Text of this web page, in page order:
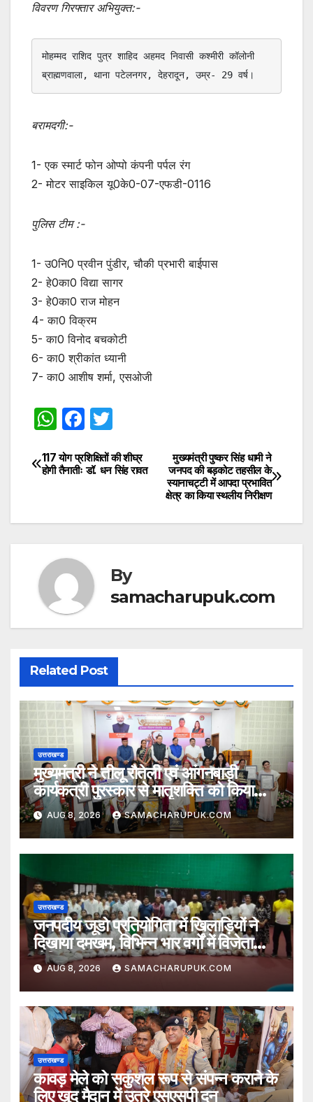
विवरण गिरफ्तार अभियुक्त:-
मोहम्मद राशिद पुत्र शाहिद अहमद निवासी कश्मीरी कॉलोनी
ब्राह्मणवाला, थाना पटेलनगर, देहरादून, उम्र- 29 वर्ष।
बरामदगी:-
1- एक स्मार्ट फोन ओप्पो कंपनी पर्पल रंग
2- मोटर साइकिल यू0के0-07-एफडी-0116
पुलिस टीम :-
1- उ0नि0 प्रवीन पुंडीर, चौकी प्रभारी बाईपास
2- हे0का0 विद्या सागर
3- हे0का0 राज मोहन
4- का0 विक्रम
5- का0 विनोद बचकोटी
6- का0 श्रीकांत ध्यानी
7- का0 आशीष शर्मा, एसओजी
W
at
p
p
F
c
o
k
itt
Post
मुख्यमंत्री पुष्कर सिंह धामी ने
जनपद की बड़कोट तहसील के
स्यानाचट्टी में आपदा प्रभावित
क्षेत्र का किया स्थलीय निरीक्षण
117 योग प्रशिक्षितों की शीघ्र
होगी तैनातीः डॉ. धन सिंह रावत
By
samacharupuk.com
Related Post
उत्तराखण्ड
मुख्यमंत्री ने तीलू रौतेली एवं आंगनबाड़ी
कार्यकत्री पुरस्कार से मातृशक्ति को किया
सम्मानित
AUG 8, 2026 SAMACHARUPUK.COM
उत्तराखण्ड
जनपदीय जूडो प्रतियोगिता में खिलाड़ियों ने
दिखाया दमखम, विभिन्न भार वर्गों में विजेता
घोषित
AUG 8, 2026 SAMACHARUPUK.COM
उत्तराखण्ड
कावड़ मेले को सकुशल रूप से संपन्न कराने के
लिए खुद मैदान में उतरे एसएसपी दून